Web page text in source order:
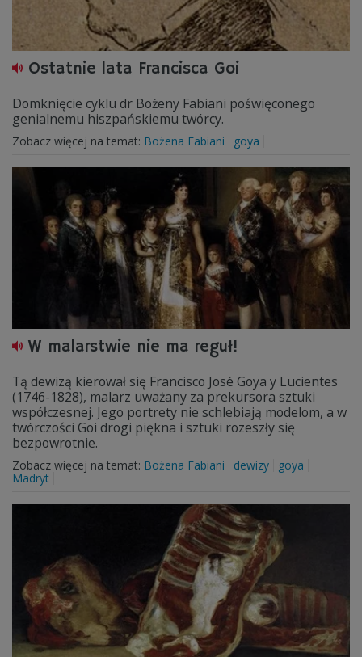
Ostatnie lata Francisca Goi
Domknięcie cyklu dr Bożeny Fabiani poświęconego
genialnemu hiszpańskiemu twórcy.
Zobacz więcej na temat: Bożena Fabiani goya
W malarstwie nie ma reguł!
Tą dewizą kierował się Francisco José Goya y Lucientes
(1746-1828), malarz uważany za prekursora sztuki
współczesnej. Jego portrety nie schlebiają modelom, a w
twórczości Goi drogi piękna i sztuki rozeszły się
bezpowrotnie.
Zobacz więcej na temat: Bożena Fabiani dewizy
goya
Madryt